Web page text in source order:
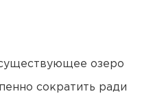
озеро
сократить ради